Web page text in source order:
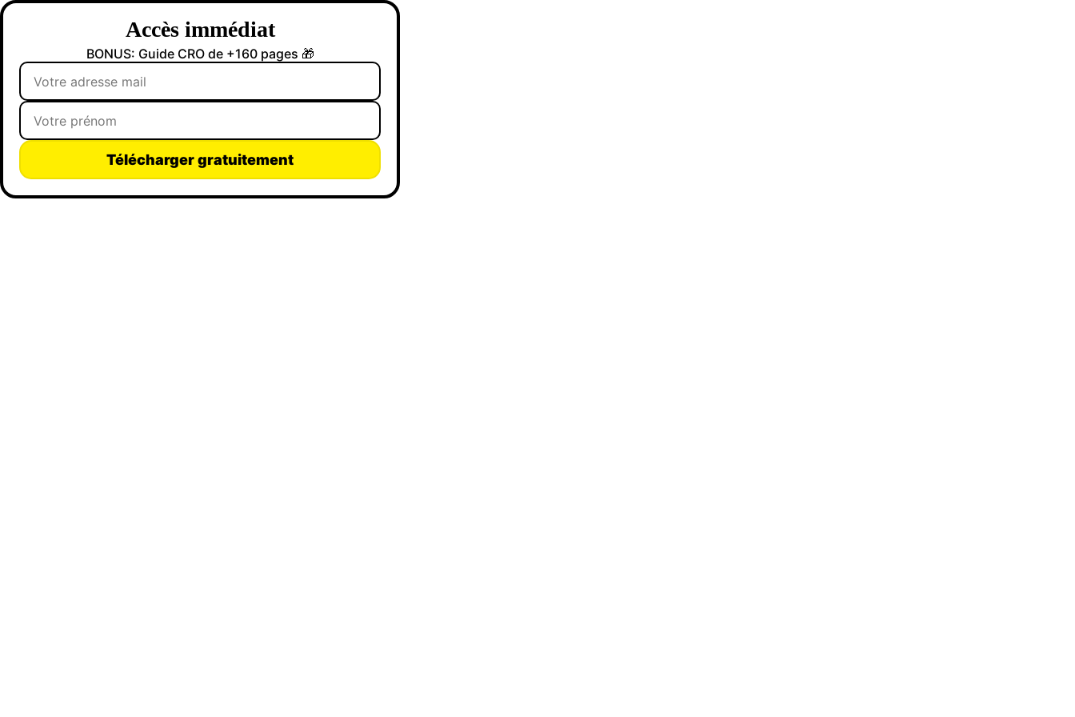
Accès immédiat
BONUS: Guide CRO de +160 pages 🎁
Télécharger gratuitement